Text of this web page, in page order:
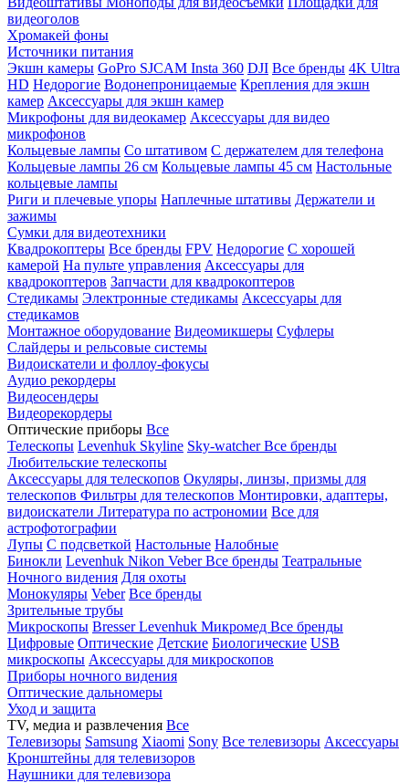
видеоголов
Хромакей фоны
Источники питания
Экшн камеры GoPro SJCAM Insta 360 DJI Все бренды 4K Ultra
HD Недорогие Водонепроницаемые Крепления для экшн
камер Аксессуары для экшн камер
Микрофоны для видеокамер Аксессуары для видео
микрофонов
Кольцевые лампы Со штативом C держателем для телефона
Кольцевые лампы 26 см Кольцевые лампы 45 см Настольные
кольцевые лампы
Риги и плечевые упоры Наплечные штативы Держатели и
зажимы
Сумки для видеотехники
Квадрокоптеры Все бренды FPV Недорогие С хорошей
камерой На пульте управления Аксессуары для
квадрокоптеров Запчасти для квадрокоптеров
Стедикамы Электронные стедикамы Аксессуары для
стедикамов
Монтажное оборудование Видеомикшеры Суфлеры
Слайдеры и рельсовые системы
Видоискатели и фоллоу-фокусы
Аудио рекордеры
Видеосендеры
Видеорекордеры
Оптические приборы Все
Телескопы Levenhuk Skyline Sky-watcherВсе бренды
Любительские телескопы
Аксессуары для телескопов Окуляры, линзы, призмы для
телескопов Фильтры для телескопов Монтировки, адаптеры,
видоискатели Литература по астрономии Все для
астрофотографии
Лупы С подсветкой Настольные Налобные
Бинокли Levenhuk Nikon VeberВсе бренды Театральные
Ночного видения Для охоты
Монокуляры Veber Все бренды
Зрительные трубы
Микроскопы BresserLevenhuk Микромед Все бренды
Цифровые Оптические Детские Биологические USB
микроскопы Аксессуары для микроскопов
Приборы ночного видения
Оптические дальномеры
Уход и защита
TV, медиа и развлечения Все
Телевизоры Samsung Xiaomi Sony Все телевизоры Аксессуары
Кронштейны для телевизоров
Наушники для телевизора